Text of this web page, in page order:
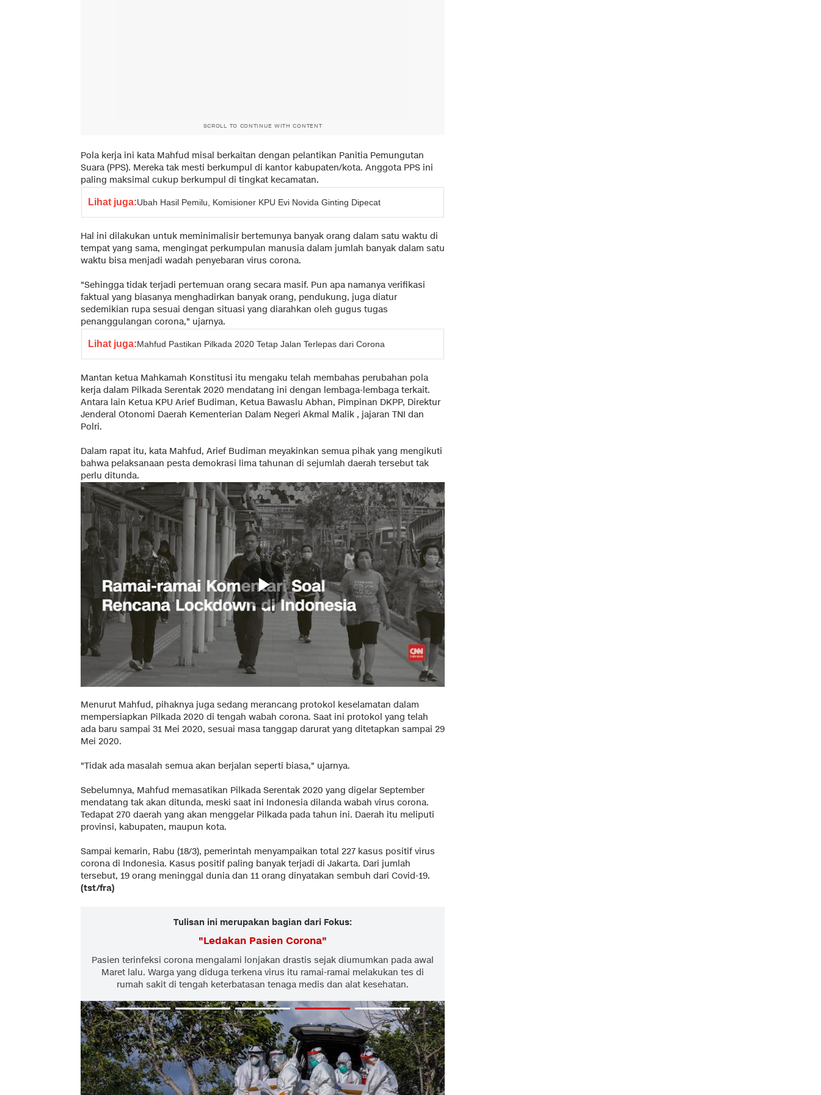
SCROLL TO CONTINUE WITH CONTENT
Pola kerja ini kata Mahfud misal berkaitan dengan pelantikan Panitia Pemungutan
Suara (PPS). Mereka tak mesti berkumpul di kantor kabupaten/kota. Anggota PPS ini
paling maksimal cukup berkumpul di tingkat kecamatan.
Lihat juga:Ubah Hasil Pemilu, Komisioner KPU Evi Novida Ginting Dipecat
Hal ini dilakukan untuk meminimalisir bertemunya banyak orang dalam satu waktu di
tempat yang sama, mengingat perkumpulan manusia dalam jumlah banyak dalam satu
waktu bisa menjadi wadah penyebaran virus corona.
"Sehingga tidak terjadi pertemuan orang secara masif. Pun apa namanya verifikasi
faktual yang biasanya menghadirkan banyak orang, pendukung, juga diatur
sedemikian rupa sesuai dengan situasi yang diarahkan oleh gugus tugas
penanggulangan corona," ujarnya.
Lihat juga:Mahfud Pastikan Pilkada 2020 Tetap Jalan Terlepas dari Corona
Mantan ketua Mahkamah Konstitusi itu mengaku telah membahas perubahan pola
kerja dalam Pilkada Serentak 2020 mendatang ini dengan lembaga-lembaga terkait.
Antara lain Ketua KPU Arief Budiman, Ketua Bawaslu Abhan, Pimpinan DKPP, Direktur
Jenderal Otonomi Daerah Kementerian Dalam Negeri Akmal Malik , jajaran TNI dan
Polri.
Dalam rapat itu, kata Mahfud, Arief Budiman meyakinkan semua pihak yang mengikuti
bahwa pelaksanaan pesta demokrasi lima tahunan di sejumlah daerah tersebut tak
perlu ditunda.
Menurut Mahfud, pihaknya juga sedang merancang protokol keselamatan dalam
mempersiapkan Pilkada 2020 di tengah wabah corona. Saat ini protokol yang telah
ada baru sampai 31 Mei 2020, sesuai masa tanggap darurat yang ditetapkan sampai 29
Mei 2020.
"Tidak ada masalah semua akan berjalan seperti biasa," ujarnya.
Sebelumnya, Mahfud memasatikan Pilkada Serentak 2020 yang digelar September
mendatang tak akan ditunda, meski saat ini Indonesia dilanda wabah virus corona.
Tedapat 270 daerah yang akan menggelar Pilkada pada tahun ini. Daerah itu meliputi
provinsi, kabupaten, maupun kota.
Sampai kemarin, Rabu (18/3), pemerintah menyampaikan total 227 kasus positif virus
corona di Indonesia. Kasus positif paling banyak terjadi di Jakarta. Dari jumlah
tersebut, 19 orang meninggal dunia dan 11 orang dinyatakan sembuh dari Covid-19.
(tst/fra)
Tulisan ini merupakan bagian dari Fokus:
"Ledakan Pasien Corona"
Pasien terinfeksi corona mengalami lonjakan drastis sejak diumumkan pada awal
Maret lalu. Warga yang diduga terkena virus itu ramai-ramai melakukan tes di
rumah sakit di tengah keterbatasan tenaga medis dan alat kesehatan.